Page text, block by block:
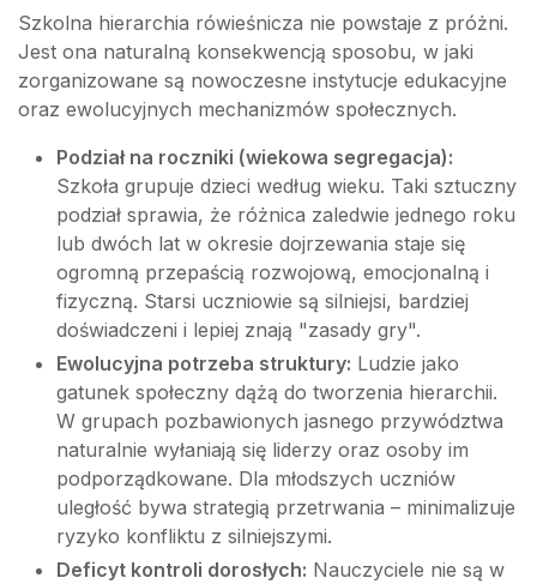
Szkolna hierarchia rówieśnicza nie powstaje z próżni.
Jest ona naturalną konsekwencją sposobu, w jaki
zorganizowane są nowoczesne instytucje edukacyjne
oraz ewolucyjnych mechanizmów społecznych.
Podział na roczniki (wiekowa segregacja):
Szkoła grupuje dzieci według wieku. Taki sztuczny
podział sprawia, że różnica zaledwie jednego roku
lub dwóch lat w okresie dojrzewania staje się
ogromną przepaścią rozwojową, emocjonalną i
fizyczną. Starsi uczniowie są silniejsi, bardziej
doświadczeni i lepiej znają "zasady gry".
Ewolucyjna potrzeba struktury: Ludzie jako
gatunek społeczny dążą do tworzenia hierarchii.
W grupach pozbawionych jasnego przywództwa
naturalnie wyłaniają się liderzy oraz osoby im
podporządkowane. Dla młodszych uczniów
uległość bywa strategią przetrwania – minimalizuje
ryzyko konfliktu z silniejszymi.
Deficyt kontroli dorosłych: Nauczyciele nie są w